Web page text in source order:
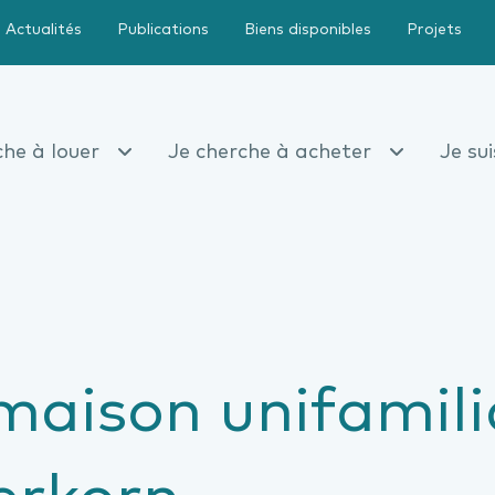
à louer Je cherche à acheter Je
Actualités Publications Biens disponibles Projets